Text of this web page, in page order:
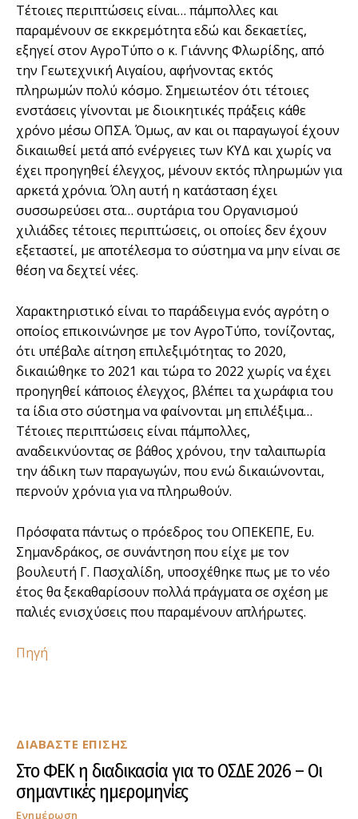
ΔΙΑΒΑΣΤΕ ΕΠΙΣΗΣ
Στο ΦΕΚ η διαδικασία για το ΟΣΔΕ 2026 – Οι
σημαντικές ημερομηνίες
Ενημέρωση
Τέτοιες περιπτώσεις είναι… πάμπολλες και
παραμένουν σε εκκρεμότητα εδώ και δεκαετίες,
εξηγεί στον ΑγροΤύπο ο κ. Γιάννης Φλωρίδης, από
την Γεωτεχνική Αιγαίου, αφήνοντας εκτός
πληρωμών πολύ κόσμο. Σημειωτέον ότι τέτοιες
ενστάσεις γίνονται με διοικητικές πράξεις κάθε
χρόνο μέσω ΟΠΣΑ. Όμως, αν και οι παραγωγοί έχουν
δικαιωθεί μετά από ενέργειες των ΚΥΔ και χωρίς να
έχει προηγηθεί έλεγχος, μένουν εκτός πληρωμών για
αρκετά χρόνια. Όλη αυτή η κατάσταση έχει
συσσωρεύσει στα… συρτάρια του Οργανισμού
χιλιάδες τέτοιες περιπτώσεις, οι οποίες δεν έχουν
εξεταστεί, με αποτέλεσμα το σύστημα να μην είναι σε
θέση να δεχτεί νέες.
Χαρακτηριστικό είναι το παράδειγμα ενός αγρότη ο
οποίος επικοινώνησε με τον ΑγροΤύπο, τονίζοντας,
ότι υπέβαλε αίτηση επιλεξιμότητας το 2020,
δικαιώθηκε το 2021 και τώρα το 2022 χωρίς να έχει
προηγηθεί κάποιος έλεγχος, βλέπει τα χωράφια του
τα ίδια στο σύστημα να φαίνονται μη επιλέξιμα…
Τέτοιες περιπτώσεις είναι πάμπολλες,
αναδεικνύοντας σε βάθος χρόνου, την ταλαιπωρία
την άδικη των παραγωγών, που ενώ δικαιώνονται,
περνούν χρόνια για να πληρωθούν.
Πρόσφατα πάντως ο πρόεδρος του ΟΠΕΚΕΠΕ, Ευ.
Σημανδράκος, σε συνάντηση που είχε με τον
βουλευτή Γ. Πασχαλίδη, υποσχέθηκε πως με το νέο
έτος θα ξεκαθαρίσουν πολλά πράγματα σε σχέση με
παλιές ενισχύσεις που παραμένουν απλήρωτες.
Πηγή